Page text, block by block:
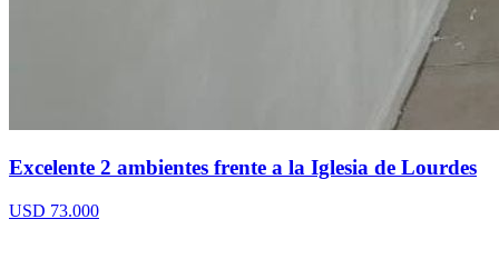
Excelente 2 ambientes frente a la Iglesia de Lourdes
USD 73.000